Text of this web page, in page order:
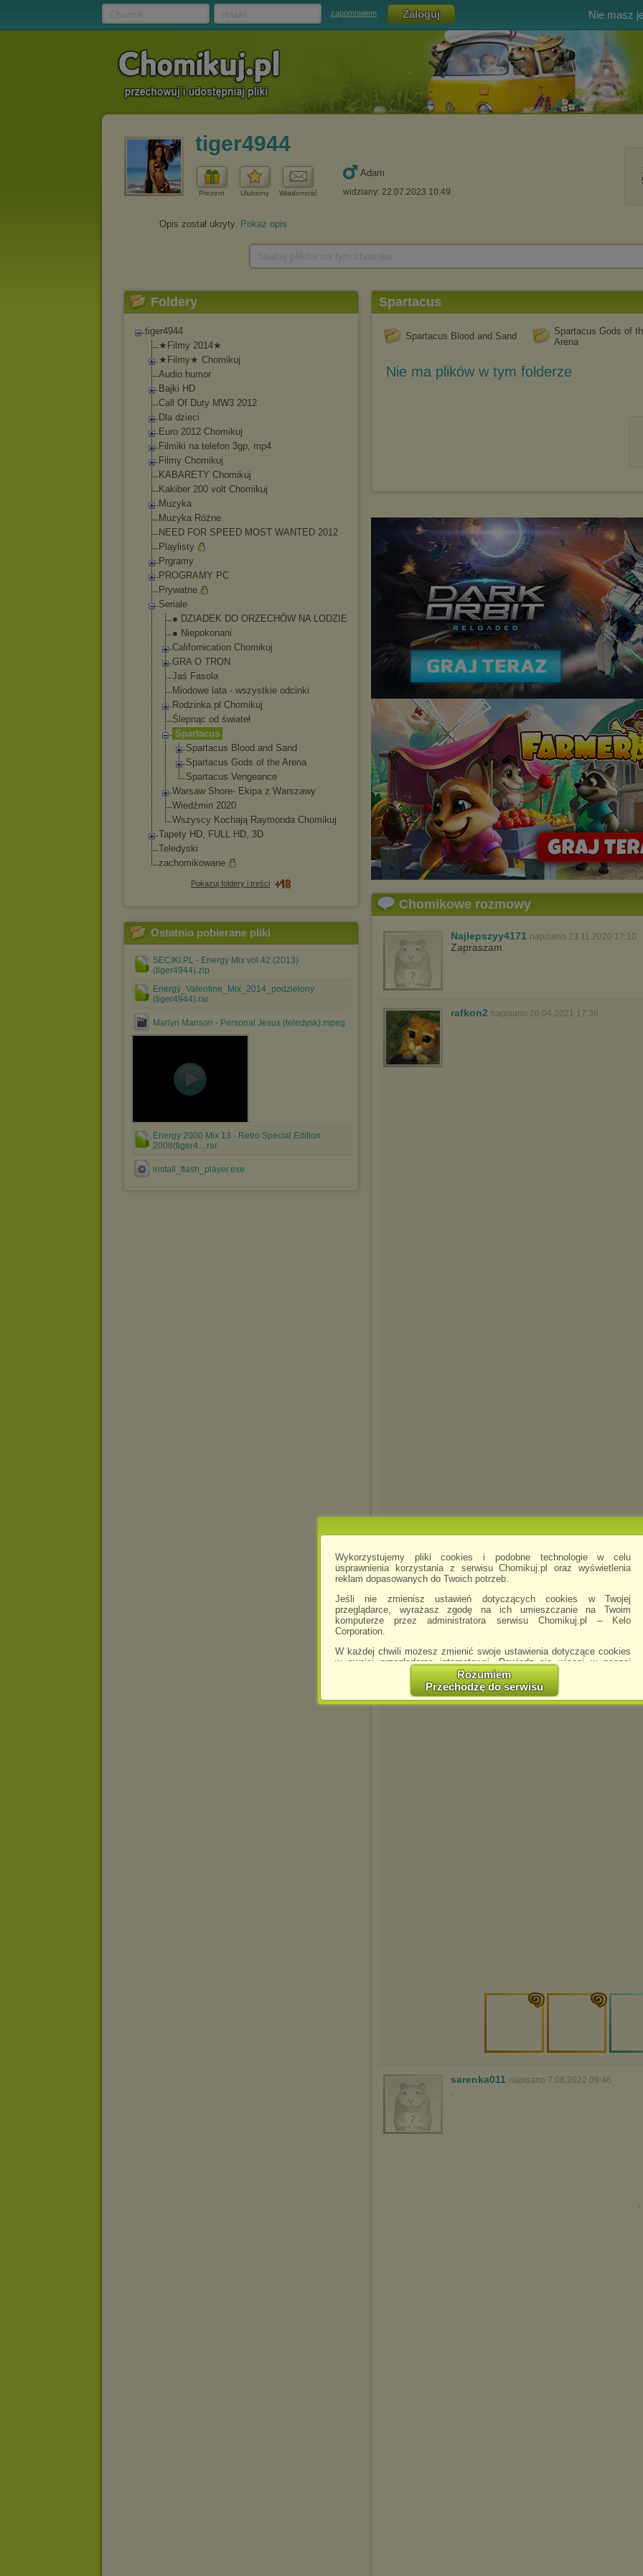
Wykorzystujemy pliki cookies i podobne technologie w celu
usprawnienia korzystania z serwisu Chomikuj.pl oraz wyświetlenia
reklam dopasowanych do Twoich potrzeb.
Jeśli nie zmienisz ustawień dotyczących cookies w Twojej
przeglądarce, wyrażasz zgodę na ich umieszczanie na Twoim
komputerze przez administratora serwisu Chomikuj.pl – Kelo
Corporation.
W każdej chwili możesz zmienić swoje ustawienia dotyczące cookies
w swojej przeglądarce internetowej. Dowiedz się więcej w naszej
http://chomikuj.pl/PolitykaPrywatnosci.aspx
Jednocześnie informujemy że zmiana ustawień przeglądarki może
spowodować ograniczenie korzystania ze strony Chomikuj.pl.
Rozumiem
Przechodzę do serwisu
zapomniałem Nie masz
tiger4944
Prezent Ulubiony Wiadomość
Adam
widziany: 22.07.2023 10:49
Opis został ukryty. Pokaż opis
Foldery
tiger4944
★Filmy 2014★
★Filmy★ Chomikuj
Audio humor
Bajki HD
Call Of Duty MW3 2012
Dla dzieci
Euro 2012 Chomikuj
Filmiki na telefon 3gp, mp4
Filmy Chomikuj
KABARETY Chomikuj
Kakiber 200 volt Chomikuj
Muzyka
Muzyka Różne
NEED FOR SPEED MOST WANTED 2012
Playlisty
Prgramy
PROGRAMY PC
Prywatne
Seriale
● DZIADEK DO ORZECHÓW NA LODZIE
● Niepokonani
Californication Chomikuj
GRA O TRON
Jaś Fasola
Miodowe lata - wszystkie odcinki
Rodzinka.pl Chomikuj
Ślepnąc od świateł
Spartacus
Spartacus Blood and Sand
Spartacus Gods of the Arena
Spartacus Vengeance
Warsaw Shore- Ekipa z Warszawy
Wiedźmin 2020
Wszyscy Kochają Raymonda Chomikuj
Tapety HD, FULL HD, 3D
Teledyski
zachomikowane
Pokazuj foldery i treści
Ostatnio pobierane pliki
SECIKI.PL - Energy Mix vol.42 (2013)
(tiger4944).zip
Energy_Valentine_Mix_2014_podzielony
(tiger4944).rar
Marlyn Manson - Personal Jesus (teledysk).mpeg
Energy 2000 Mix 13 - Retro Special Edition
2008(tiger4....rar
install_flash_player.exe
Spartacus
Spartacus Blood and Sand
Spartacus Gods of
Arena
Nie ma plików w tym folderze
Chomikowe rozmowy
Najlepszyy4171 napisano 23.11.2020 17:10
Zapraszam
rafkon2 napisano 20.04.2021 17:36
meyepas293 napisano 3.04.2022 17:58
SP0KSIK__I976_oki napisano 5.08.2022
sarenka011 napisano 7.08.2022 09:46